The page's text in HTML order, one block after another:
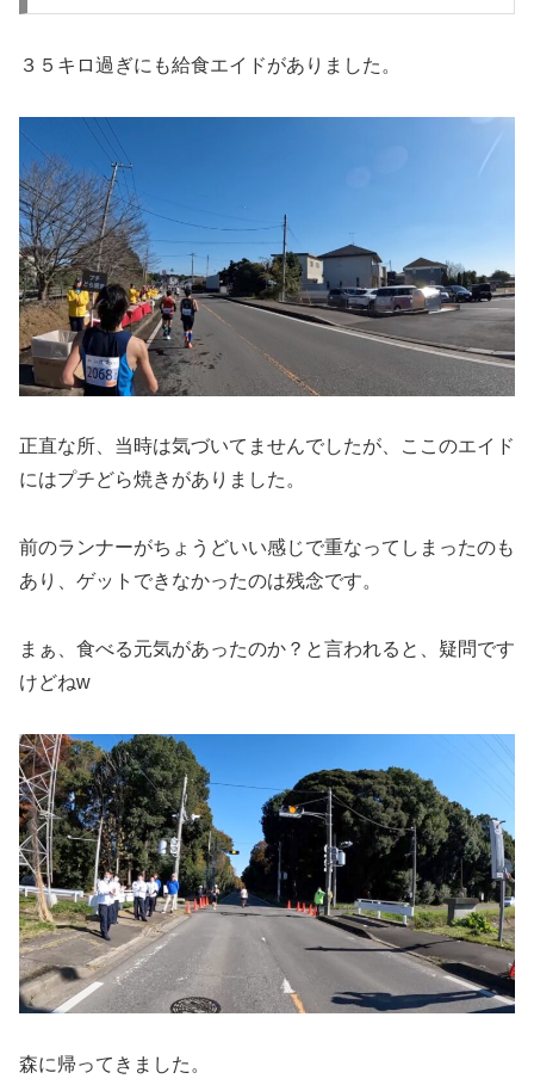
３５キロ過ぎにも給食エイドがありました。
正直な所、当時は気づいてませんでしたが、ここのエイド
にはプチどら焼きがありました。
前のランナーがちょうどいい感じで重なってしまったのも
あり、ゲットできなかったのは残念です。
まぁ、食べる元気があったのか？と言われると、疑問です
けどねw
森に帰ってきました。